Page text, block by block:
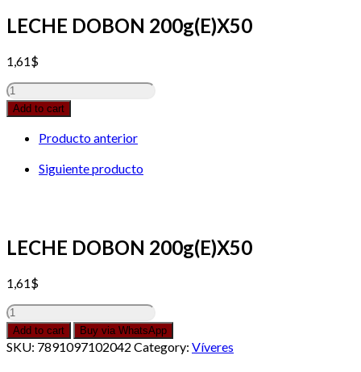
LECHE DOBON 200g(E)X50
1,61$
LECHE
DOBON
200g(E)X50
quantity
Add to cart
Producto anterior
Siguiente producto
LECHE DOBON 200g(E)X50
1,61$
LECHE
DOBON
200g(E)X50
quantity
Add to cart Buy via WhatsApp
SKU: 7891097102042 Category: Víveres